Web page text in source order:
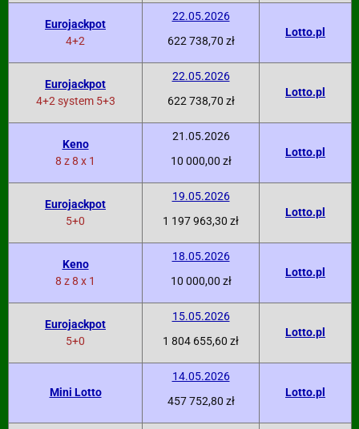
Eurojackpot
4+2
22.05.2026
622 738,70 zł
Lotto.pl
Eurojackpot
4+2 system 5+3
22.05.2026
622 738,70 zł
Lotto.pl
Keno
8 z 8 x 1
21.05.2026
10 000,00 zł
Lotto.pl
Eurojackpot
5+0
19.05.2026
1 197 963,30 zł
Lotto.pl
Keno
8 z 8 x 1
18.05.2026
10 000,00 zł
Lotto.pl
Eurojackpot
5+0
15.05.2026
1 804 655,60 zł
Lotto.pl
Mini Lotto
14.05.2026
457 752,80 zł
Lotto.pl